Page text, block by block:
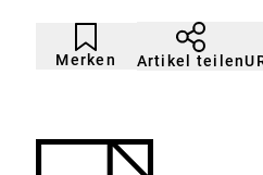
Merken
Artikel
nicht
gemerkt
Durch
Klicken
der
Artikel teilen